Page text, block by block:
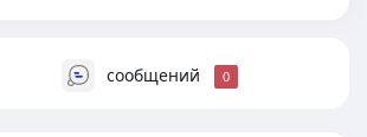
сообщений 0